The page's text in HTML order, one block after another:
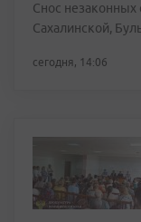
Снос незаконных
Сахалинской,
сегодня, 14:06